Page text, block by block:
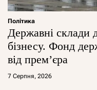
Політика
Державні склади
бізнесу. Фонд
від прем’єра
7 Серпня, 2026